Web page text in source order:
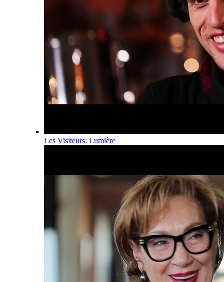
Les Visiteurs: Lumière